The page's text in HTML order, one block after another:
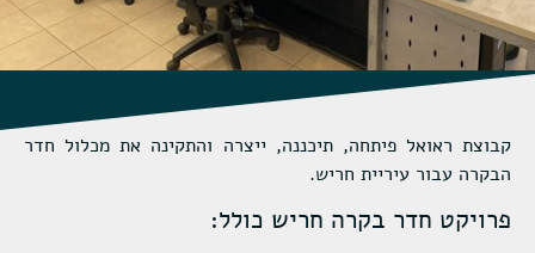
קבוצת ראואל פיתחה, תיכננה, ייצרה והתקינה את מכלול חדר
הבקרה עבור עיריית חריש.
פרויקט חדר בקרה חריש כולל: